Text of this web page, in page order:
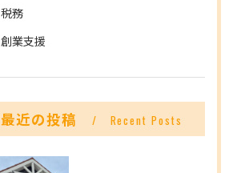
税務
創業支援
最近の投稿 Recent Posts